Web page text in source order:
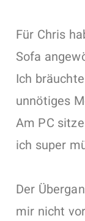
Für Chris
Sofa
Ich
unnötiges
Am PC
ich super
Der
mir nicht